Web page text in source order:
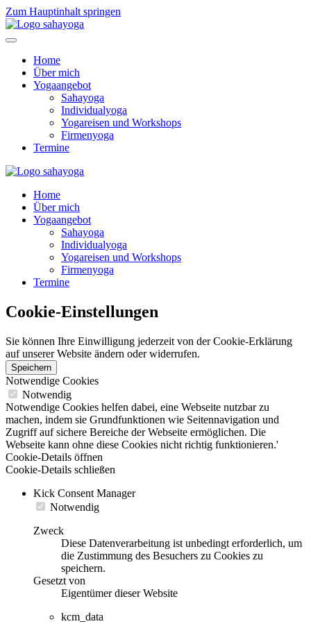
Zum Hauptinhalt springen
Home
Über mich
Yogaangebot
Sahayoga
Individualyoga
Yogareisen und Workshops
Firmenyoga
Termine
Home
Über mich
Yogaangebot
Sahayoga
Individualyoga
Yogareisen und Workshops
Firmenyoga
Termine
Cookie-Einstellungen
Sie können Ihre Einwilligung jederzeit von der Cookie-Erklärung
auf unserer Website ändern oder widerrufen.
Speichern
Notwendige Cookies
Notwendig
Notwendige Cookies helfen dabei, eine Webseite nutzbar zu
machen, indem sie Grundfunktionen wie Seitennavigation und
Zugriff auf sichere Bereiche der Webseite ermöglichen. Die
Webseite kann ohne diese Cookies nicht richtig funktionieren.'
Cookie-Details öffnen
Cookie-Details schließen
Kick Consent Manager
Notwendig
Zweck
Diese Datenverarbeitung ist unbedingt erforderlich, um
die Zustimmung des Besuchers zu Cookies zu
speichern.
Gesetzt von
Eigentümer dieser Website
kcm_data